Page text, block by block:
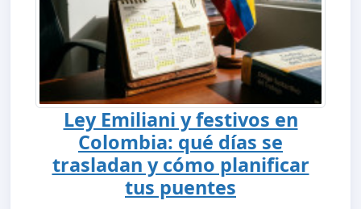
Ley Emiliani y festivos en
Colombia: qué días se
trasladan y cómo planificar
tus puentes